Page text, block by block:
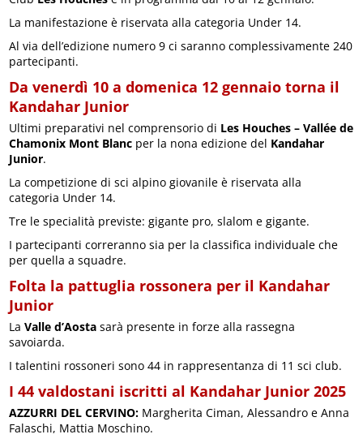
La manifestazione è riservata alla categoria Under 14.
Al via dell’edizione numero 9 ci saranno complessivamente 240
partecipanti.
Da venerdì 10 a domenica 12 gennaio torna il
Kandahar Junior
Ultimi preparativi nel comprensorio di Les Houches – Vallée de
Chamonix Mont Blanc per la nona edizione del Kandahar
Junior.
La competizione di sci alpino giovanile è riservata alla
categoria Under 14.
Tre le specialità previste: gigante pro, slalom e gigante.
I partecipanti correranno sia per la classifica individuale che
per quella a squadre.
Folta la pattuglia rossonera per il Kandahar
Junior
LaValle d’Aosta sarà presente in forze alla rassegna
savoiarda.
I talentini rossoneri sono 44 in rappresentanza di 11 sci club.
I 44 valdostani iscritti al Kandahar Junior 2025
AZZURRI DEL CERVINO: Margherita Ciman, Alessandro e Anna
Falaschi, Mattia Moschino.